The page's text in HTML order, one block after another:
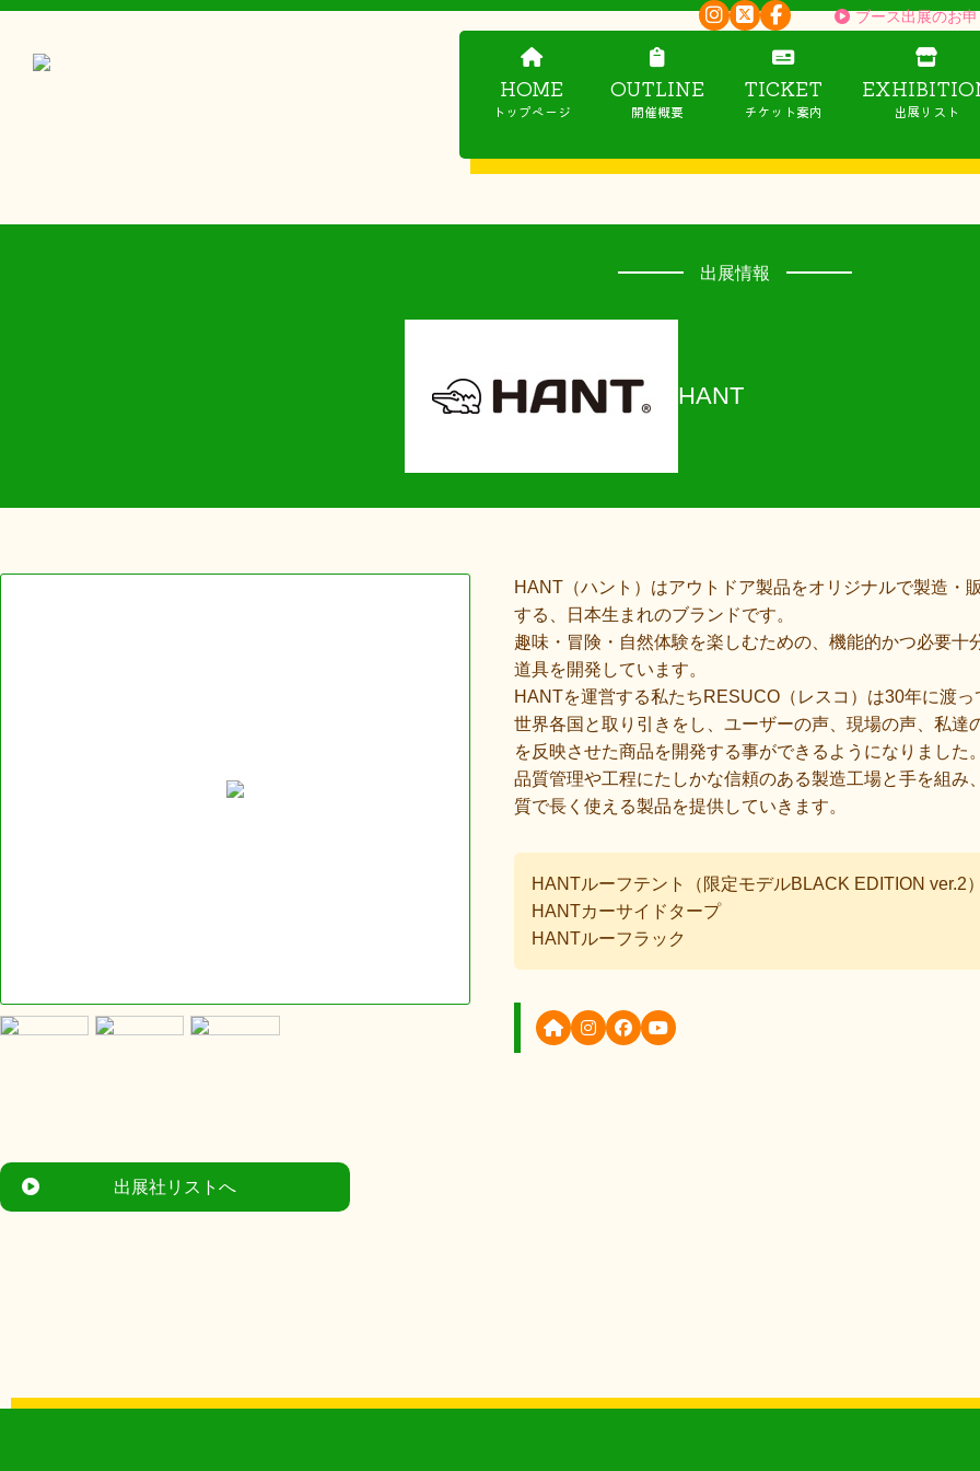
ブース出展のお
HOME
トップページ
OUTLINE
開催概要
TICKET
チケット案内 出展リスト
出展情報
HANT
HANT（ハント）はアウトドア製品をオリジナルで製造・
する、日本生まれのブランドです。
趣味・冒険・自然体験を楽しむための、機能的かつ必要十
道具を開発しています。
HANTを運営する私たちRESUCO（レスコ）は30年に渡っ
世界各国と取り引きをし、ユーザーの声、現場の声、私達
を反映させた商品を開発する事ができるようになりました。
品質管理や工程にたしかな信頼のある製造工場と手を組み
質で長く使える製品を提供していきます。
HANTルーフテント（限定モデルBLACK EDITION ver.2）
HANTカーサイドタープ
HANTルーフラック
出展社リストへ